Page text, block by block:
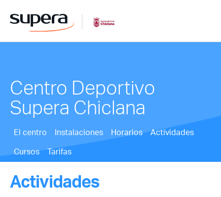
Centro Deportivo
Supera Chiclana
El centro Instalaciones Horarios
Actividades
Cursos
Tarifas
Actividades